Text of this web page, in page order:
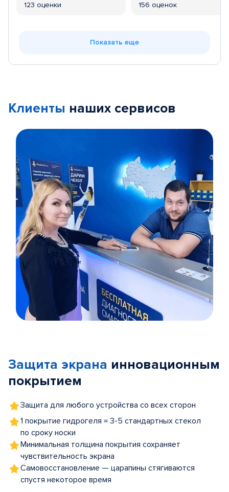
123 оценки 156 оценок
Показать еще
Клиенты наших сервисов
5
Защита экрана инновационным
покрытием
Защита для любого устройства со всех сторон
1 покрытие гидрогеля = 3-5 стандартных стекол
по сроку носки
Минимальная толщина покрытия сохраняет
чувствительность экрана
Самовосстановление — царапины стягиваются
спустя некоторое время